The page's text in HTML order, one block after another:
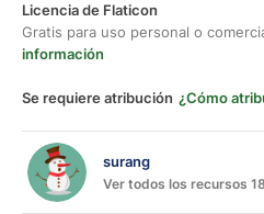
Licencia de Flaticon
Gratis para uso personal o
información
Se requiere atribución ¿Cómo
surang
Ver todos los recursos